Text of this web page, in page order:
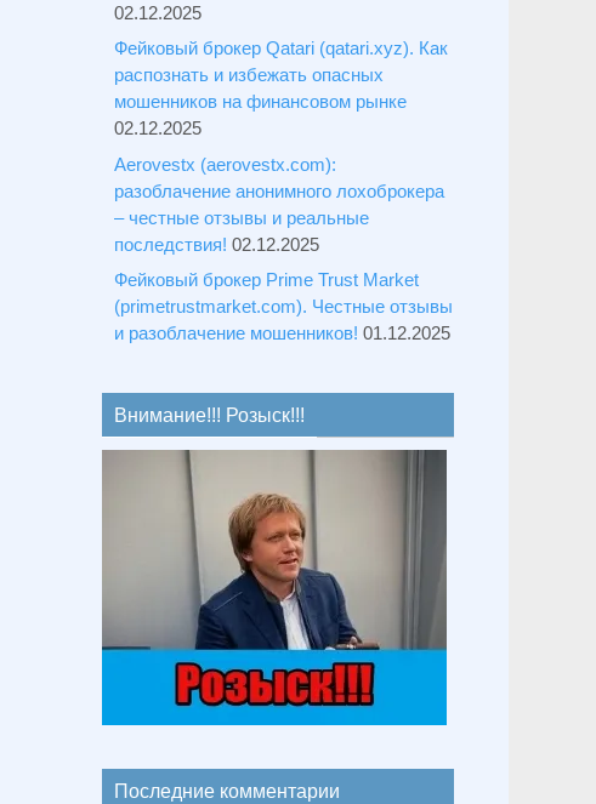
02.12.2025
Фейковый брокер Qatari (qatari.xyz). Как
распознать и избежать опасных
мошенников на финансовом рынке
02.12.2025
Aerovestx (aerovestx.com):
разоблачение анонимного лохоброкера
– честные отзывы и реальные
последствия! 02.12.2025
Фейковый брокер Prime Trust Market
(primetrustmarket.com). Честные отзывы
и разоблачение мошенников! 01.12.2025
Внимание!!! Розыск!!!
Последние комментарии